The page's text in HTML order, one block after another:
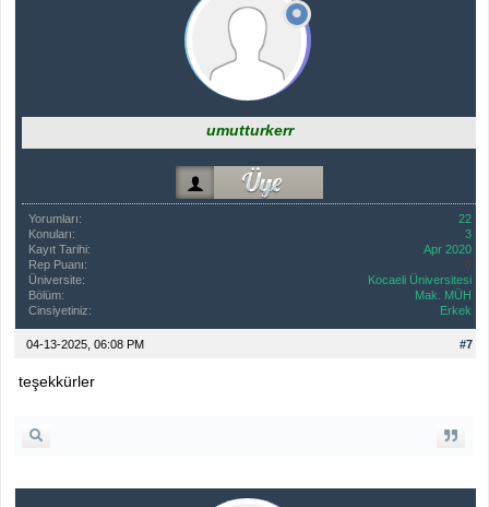
umutturkerr
Yorumları:
22
Konuları:
3
Kayıt Tarihi:
Apr 2020
Rep Puanı:
Üniversite:
Kocaeli Üniversitesi
Bölüm:
Mak. MÜH
Cinsiyetiniz:
Erkek
#7
04-13-2025, 06:08 PM
teşekkürler